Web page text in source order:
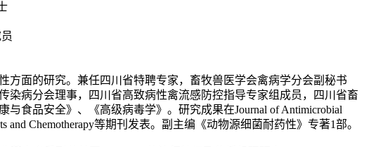
方面的研究。兼任四川省特聘专家，畜牧兽医学会禽病学分会副秘书
染病分会理事，四川省高致病性禽流感防控指导专家组成员，四川省畜
与食品安全》、《高级病毒学》。研究成果在Journal of Antimicrobial
and Chemotherapy等期刊发表。副主编《动物源细菌耐药性》专著1部。